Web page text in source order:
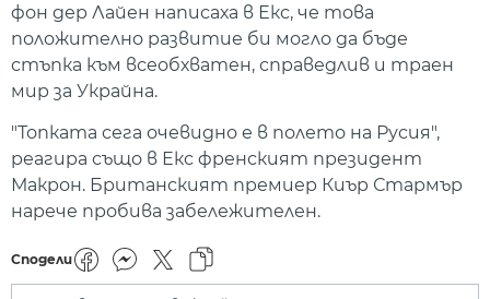
фон дер Лайен написаха в Екс, че това
положително развитие би могло да бъде
стъпка към всеобхватен, справедлив и траен
мир за Украйна.
"Топката сега очевидно е в полето на Русия",
реагира също в Екс френският президент
Макрон. Британският премиер Киър Стармър
нарече пробива забележителен.
Сподели